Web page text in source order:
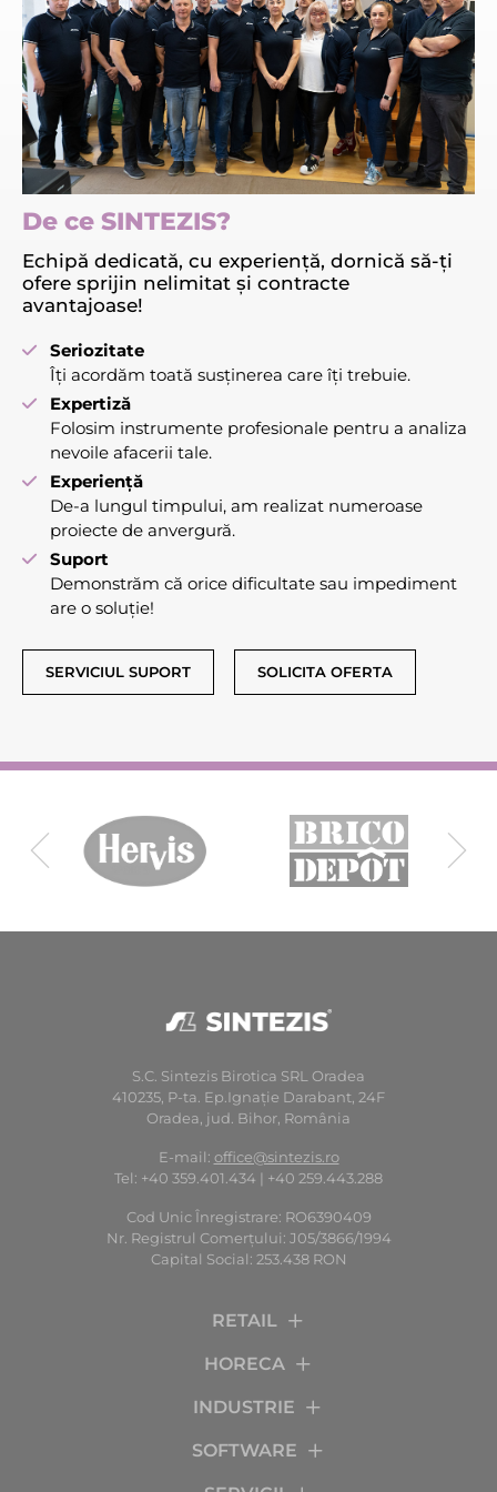
De ce SINTEZIS?
Echipă dedicată, cu experiență, dornică să-ți
ofere sprijin nelimitat și contracte
avantajoase!
Seriozitate
Îți acordăm toată susținerea care îți trebuie.
Expertiză
Folosim instrumente profesionale pentru a analiza
nevoile afacerii tale.
Experiență
De-a lungul timpului, am realizat numeroase
proiecte de anvergură.
Suport
Demonstrăm că orice dificultate sau impediment
are o soluție!
SERVICIUL SUPORT SOLICITA OFERTA
S.C. Sintezis Birotica SRL Oradea
410235, P-ta. Ep.Ignaţie Darabant, 24F
Oradea, jud. Bihor, România
E-mail: office@sintezis.ro
Tel: +40 359.401.434 | +40 259.443.288
Cod Unic Înregistrare: RO6390409
Nr. Registrul Comerţului: J05/3866/1994
Capital Social: 253.438 RON
RETAIL
HORECA
INDUSTRIE
SOFTWARE